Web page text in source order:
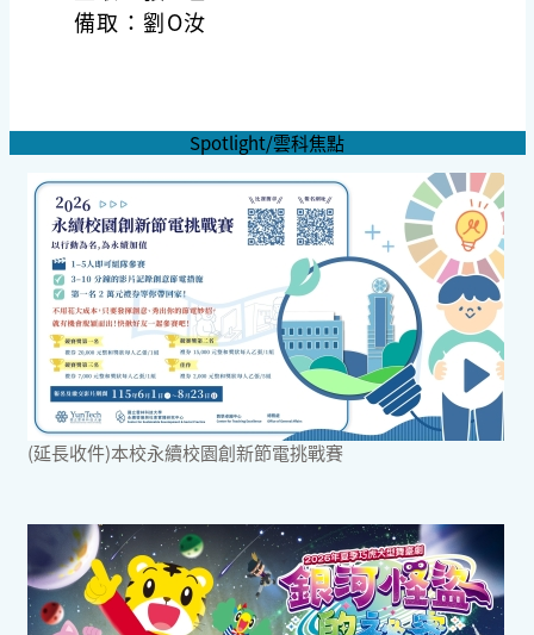
備取：劉O汝
Spotlight/雲科焦點
(延長收件)本校永續校園創新節電挑戰賽